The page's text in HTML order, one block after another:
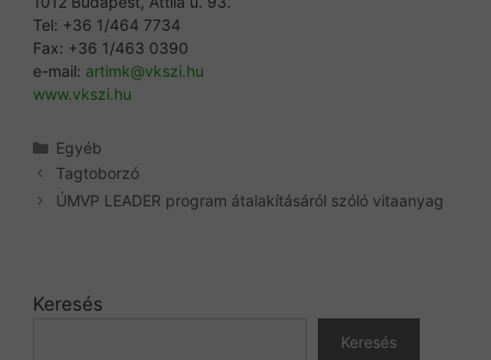
Tel: +36 1/464 7734
Fax: +36 1/463 0390
e-mail: artimk@vkszi.hu
www.vkszi.hu
Kategória
Egyéb
Tagtoborzó
ÚMVP LEADER program átalakításáról szóló vitaanyag
Keresés
Keresés